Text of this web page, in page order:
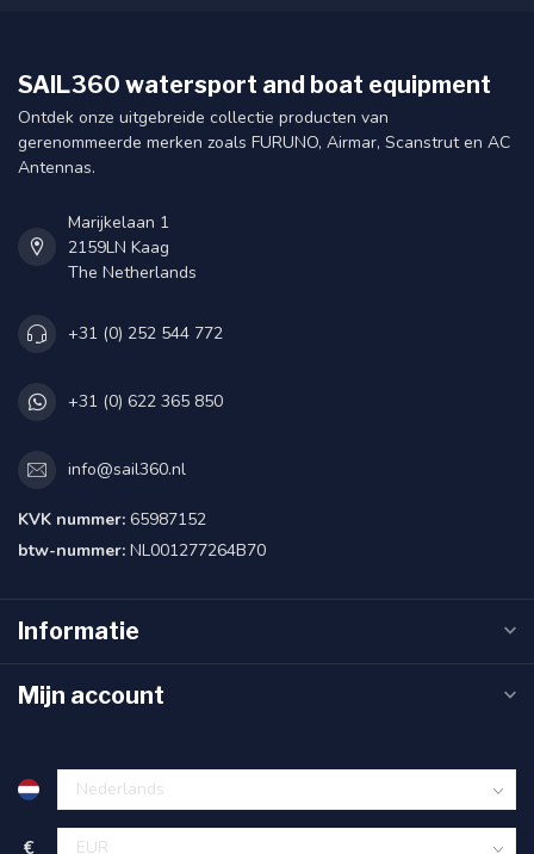
SAIL360 watersport and boat equipment
Ontdek onze uitgebreide collectie producten van
gerenommeerde merken zoals FURUNO, Airmar, Scanstrut en AC
Antennas.
Marijkelaan 1
2159LN Kaag
The Netherlands
+31 (0) 252 544 772
+31 (0) 622 365 850
info@sail360.nl
KVK nummer: 65987152
btw-nummer: NL001277264B70
Informatie
Mijn account
€